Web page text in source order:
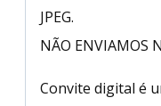
JPEG.
NÃO ENVIAMOS
Convite digital é